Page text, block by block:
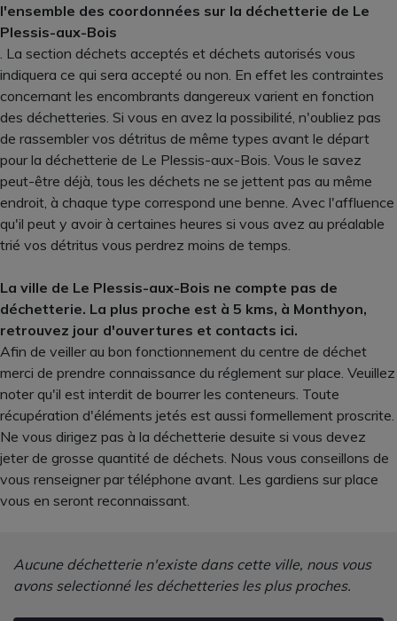
l'ensemble des coordonnées sur la déchetterie de Le
Plessis-aux-Bois
. La section déchets acceptés et déchets autorisés vous
indiquera ce qui sera accepté ou non. En effet les contraintes
concernant les encombrants dangereux varient en fonction
des déchetteries. Si vous en avez la possibilité, n'oubliez pas
de rassembler vos détritus de même types avant le départ
pour la déchetterie de Le Plessis-aux-Bois. Vous le savez
peut-être déjà, tous les déchets ne se jettent pas au même
endroit, à chaque type correspond une benne. Avec l'affluence
qu'il peut y avoir à certaines heures si vous avez au préalable
trié vos détritus vous perdrez moins de temps.
La ville de Le Plessis-aux-Bois ne compte pas de
déchetterie. La plus proche est à 5 kms, à Monthyon,
retrouvez jour d'ouvertures et contacts ici.
Afin de veiller au bon fonctionnement du centre de déchet
merci de prendre connaissance du réglement sur place. Veuillez
noter qu'il est interdit de bourrer les conteneurs. Toute
récupération d'éléments jetés est aussi formellement proscrite.
Ne vous dirigez pas à la déchetterie desuite si vous devez
jeter de grosse quantité de déchets. Nous vous conseillons de
vous renseigner par téléphone avant. Les gardiens sur place
vous en seront reconnaissant.
Aucune déchetterie n'existe dans cette ville, nous vous
avons selectionné les déchetteries les plus proches.